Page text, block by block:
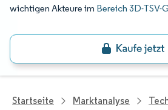
wichtigen Akteure im Bereich 3D-TSV-
Startseite Marktanalyse